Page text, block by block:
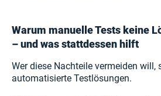
Warum manuelle Tests keine
– und was stattdessen hilft
Wer diese Nachteile vermeiden will,
automatisierte Testlösungen.